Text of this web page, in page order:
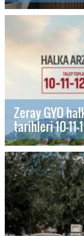
Zeray GYO
tarihleri 10-11-